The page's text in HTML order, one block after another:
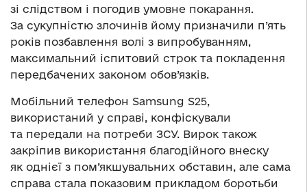
зі слідством і погодив умовне покарання.
За сукупністю злочинів йому призначили п’ять
років позбавлення волі з випробуванням,
максимальний іспитовий строк та покладення
передбачених законом обов’язків.
Мобільний телефон Samsung S25,
використаний у справі, конфіскували
та передали на потреби ЗСУ. Вирок також
закріпив використання благодійного внеску
як однієї з пом’якшувальних обставин, але сама
справа стала показовим прикладом боротьби